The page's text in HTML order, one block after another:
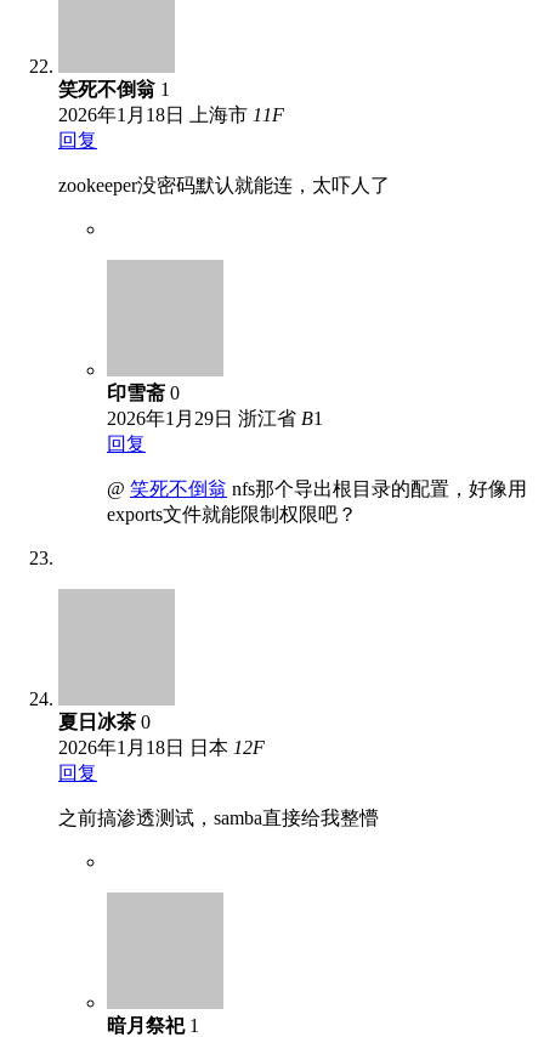
笑死不倒翁 1
2026年1月18日
上海市 11F
回复
zookeeper没密码默认就能连，太吓人了
印雪斋 0
2026年1月29日 浙江省 B1
回复
@ 笑死不倒翁 nfs那个导出根目录的配置，好像用
exports文件就能限制权限吧？
夏日冰茶 0
2026年1月18日
日本 12F
回复
之前搞渗透测试，samba直接给我整懵
暗月祭祀 1